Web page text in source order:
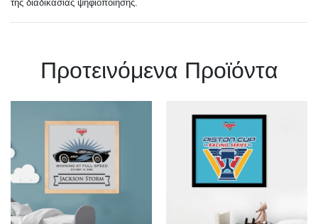
της διαδικασίας ψηφιοποίησης.
Πρoτεινόμενα Προϊόντα